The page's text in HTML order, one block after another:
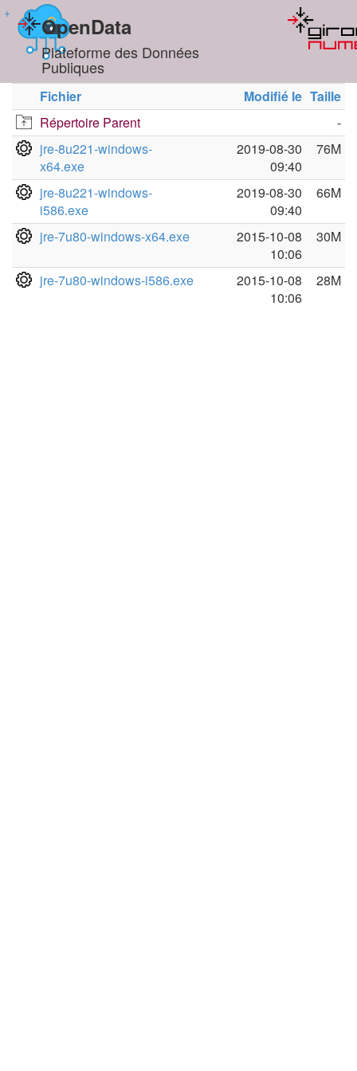
+
OpenData
Plateforme des Données
Publiques
Fichier Modifié le Taille
Répertoire Parent
-
jre-8u221-windows-
x64.exe
2019-08-30
09:40
76M
jre-8u221-windows-
i586.exe
2019-08-30
09:40
66M
jre-7u80-windows-x64.exe
2015-10-08
10:06
30M
jre-7u80-windows-i586.exe
2015-10-08
10:06
28M